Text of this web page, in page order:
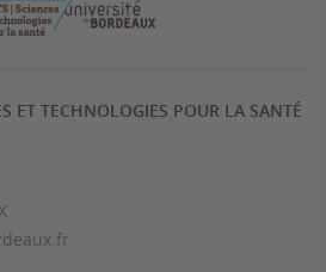
ET TECHNOLOGIES POUR LA SANTÉ